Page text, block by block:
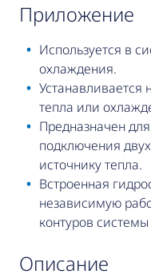
приложение
Используется в
охлаждения.
Устанавливается
тепла или
Предназначен
подключения
источнику тепла.
Встроенная
независимую
контуров
описание